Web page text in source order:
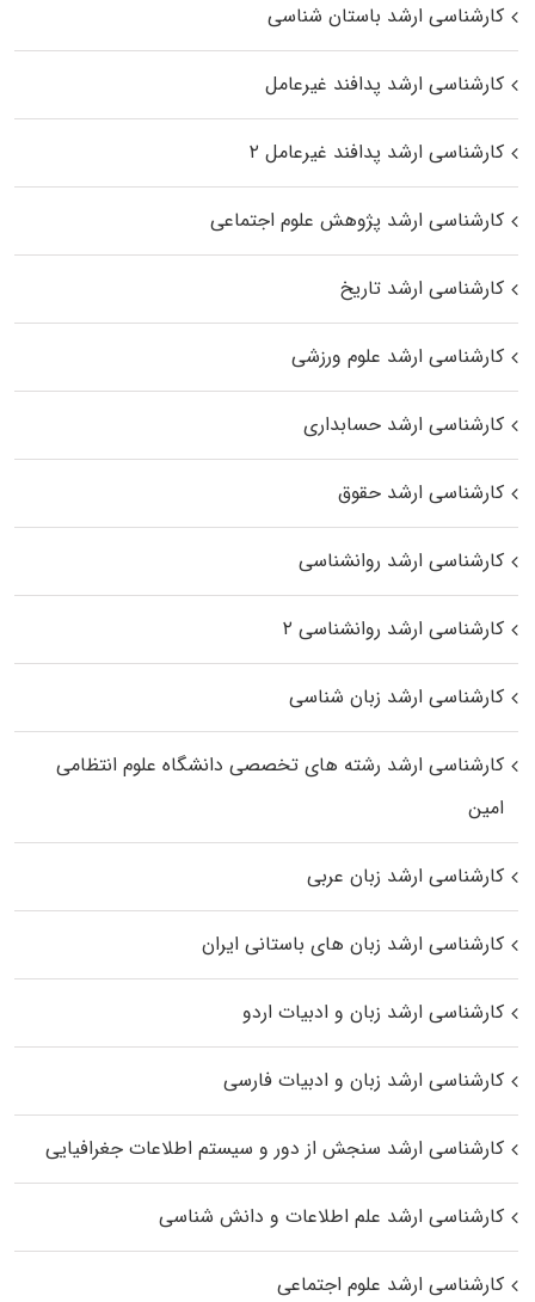
کارشناسی ارشد باستان شناسی
کارشناسی ارشد پدافند غیرعامل
کارشناسی ارشد پدافند غیرعامل ۲
کارشناسی ارشد پژوهش علوم اجتماعی
کارشناسی ارشد تاریخ
کارشناسی ارشد علوم ورزشی
کارشناسی ارشد حسابداری
کارشناسی ارشد حقوق
کارشناسی ارشد روانشناسی
کارشناسی ارشد روانشناسی ۲
کارشناسی ارشد زبان شناسی
کارشناسی ارشد رﺷﺘﻪ ﻫﺎی تخصصی داﻧﺸﮕﺎه ﻋﻠﻮم انتظامی
اﻣﻴﻦ
کارشناسی ارشد زبان عربی
کارشناسی ارشد زبان‌ های باستانی ایران
کارشناسی ارشد زبان و ادبیات اردو
کارشناسی ارشد زبان و ادبیات فارسی
کارشناسی ارشد سنجش از دور و سیستم اطلاعات جغرافیایی
کارشناسی ارشد علم اطلاعات و دانش شناسی
کارشناسی ارشد علوم اجتماعی